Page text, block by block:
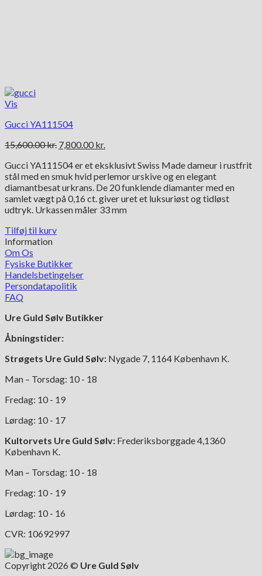
Vis
Gucci YA111504
15,600.00kr. Den
pris
var:
15,600.00 kr..
7,800.00 kr.
pris
er:
7,800.00 kr..
Gucci YA111504 er et eksklusivt Swiss Made dameur i rustfrit
stål med en smuk hvid perlemor urskive og en elegant
diamantbesat urkrans. De 20 funklende diamanter med en
samlet vægt på 0,16 ct. giver uret et luksuriøst og tidløst
udtryk. Urkassen måler 33 mm
Tilføj til kurv
Information
Om Os
Fysiske Butikker
Handelsbetingelser
Persondatapolitik
FAQ
Ure Guld Sølv Butikker
Åbningstider:
Strøgets Ure Guld Sølv: Nygade 7, 1164 København K.
Man – Torsdag: 10 - 18
Fredag: 10 - 19
Lørdag: 10 - 17
Kultorvets Ure Guld Sølv: Frederiksborggade 4,1360
København K.
Man – Torsdag: 10 - 18
Fredag: 10 - 19
Lørdag: 10 - 16
CVR: 10692997
Copyright 2026 © Ure Guld Sølv